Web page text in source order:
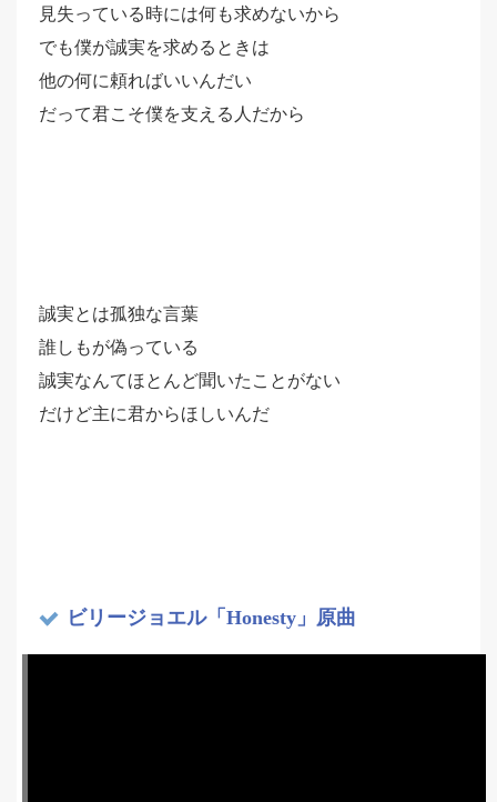
見失っている時には何も求めないから
でも僕が誠実を求めるときは
他の何に頼ればいいんだい
だって君こそ僕を支える人だから
誠実とは孤独な言葉
誰しもが偽っている
誠実なんてほとんど聞いたことがない
だけど主に君からほしいんだ
ビリージョエル「Honesty」原曲